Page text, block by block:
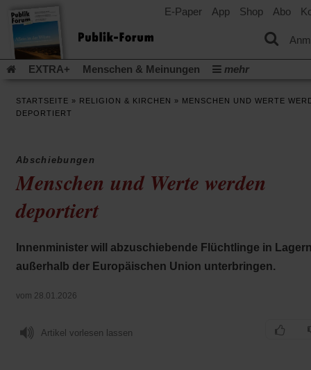
E-Paper App Shop Abo
EXTRA+ Menschen & Meinungen
mehr
Aufstehen & Handeln
Leserinitiative Publik-Forum e.V.
Urlaub und Nichtstun (Öffnet
Gefährlicher Reichtum(Öffnet
Krieg in
Gleichberechtigung
neuen
Tab)
Krieg und Frieden
einem
neuen
Tab)
Flucht und Migration
Video-Podcast »Veranstaltungen«
Podcast »Veranstaltungen«
Schriftgröße ändern:
STARTSEITE » RELIGION & KIRCHEN » MENSCHEN UND WERTE
DEPORTIERT
Abschiebungen
Menschen und Werte werden
deportiert
Innenminister will abzuschiebende Flüchtlinge in
außerhalb der Europäischen Union unterbringen.
vom 28.01.2026
Artikel vorlesen lassen